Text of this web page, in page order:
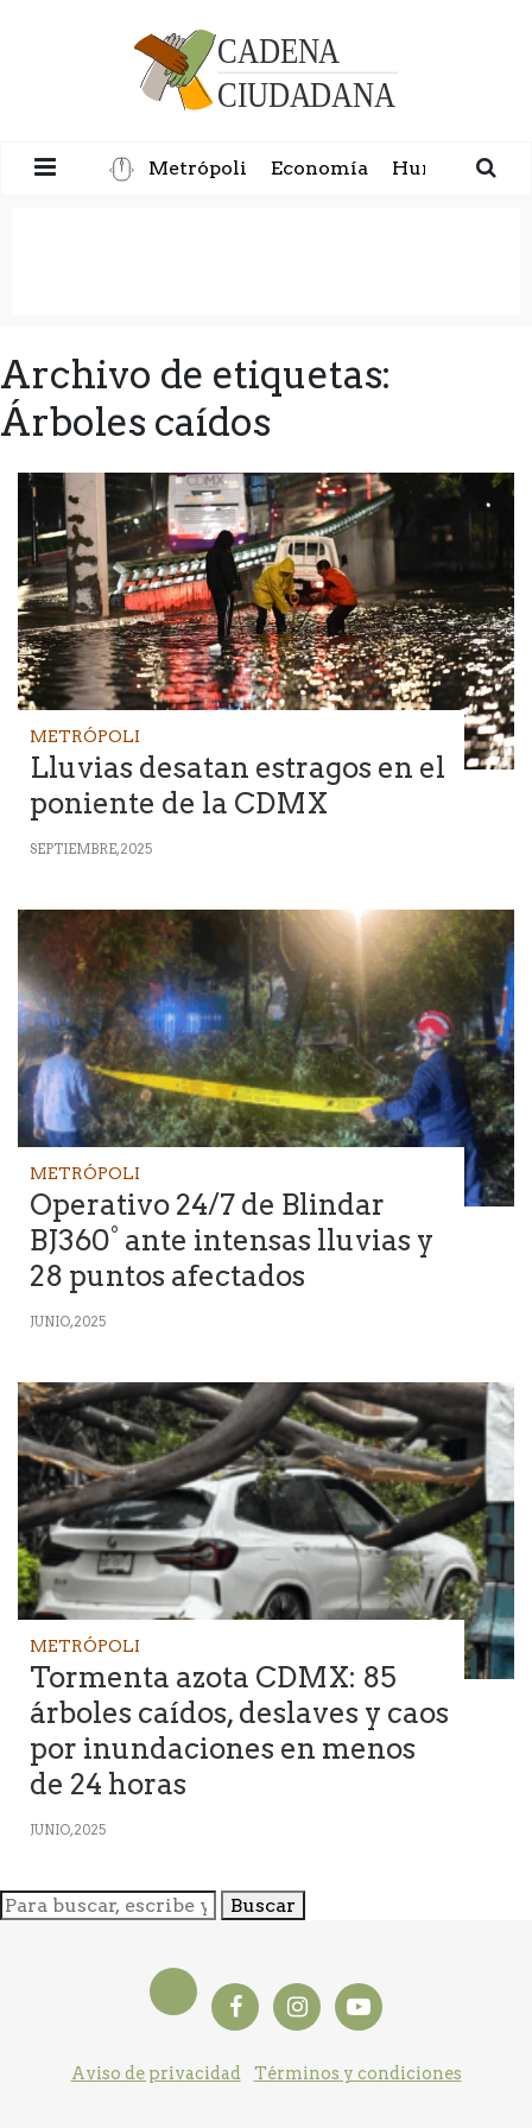
Metrópoli Economía Humanidad
Archivo de etiquetas:
Árboles caídos
METRÓPOLI
Lluvias desatan estragos en el
poniente de la CDMX
SEPTIEMBRE, 2025
METRÓPOLI
Operativo 24/7 de Blindar
BJ360° ante intensas lluvias y
28 puntos afectados
JUNIO, 2025
METRÓPOLI
Tormenta azota CDMX: 85
árboles caídos, deslaves y caos
por inundaciones en menos
de 24 horas
JUNIO, 2025
Buscar
Aviso de privacidad Términos y condiciones